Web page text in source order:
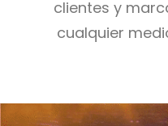
clientes y
cualquier